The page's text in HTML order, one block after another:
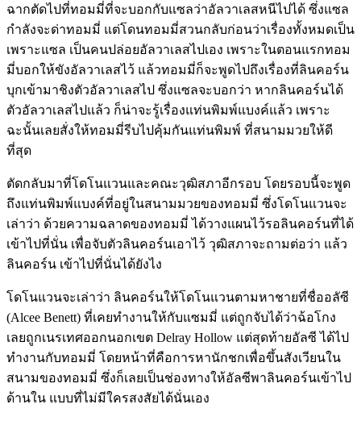
ฉากตัดไปที่ทอมมี่ที่จะบอกกับแซลว่าอัลวาเลสหนีไปได้ ซึ่งแซล
กำลังจะด่าทอมมี่ แต่โดนทอมมี่สวนกลับก่อนว่าเรื่องทั้งหมดเป็น
เพราะแซล เป็นคนปล่อยอัลวาเลสไปเอง เพราะในตอนแรกทอม
มี่บอกให้ขังอัลวาเลสไว้ แล้วทอมมี่ก็จะพูดไปถึงเรื่องที่ลินคอร์น
บุกเข้ามาชิงตัวอัลวาเลสไป ซึ่งแซลจะบอกว่า หากลินคอร์นได้
ตัวอัลวาเลสไปแล้ว ก็น่าจะรู้เรื่องแท่นพิมพ์แบงค์แล้ว เพราะ
ฉะนั้นเลยสั่งให้ทอมมี่รีบไปคุ้มกันแท่นพิมพ์ ที่สนามมวยให้ดี
ที่สุด
ตัดกลับมาที่โดโนแวนและคณะวุฒิสภาอีกรอบ โดยรอบนี้จะพูด
ถึงแท่นพิมพ์แบงค์ที่อยู่ในสนามมวยของทอมมี่ ซึ่งโดโนแวนจะ
เล่าว่า ด้วยความฉลาดของทอมมี่ ได้วางแผนไว้รอลินคอร์นที่ได้
เข้าไปที่นั่น เพื่อจับตัวลินคอร์นเอาไว้ วุฒิสภาจะถามต่อว่า แล้ว
ลินคอร์น เข้าไปที่นั่นได้ยังไง
โดโนแวนจะเล่าว่า ลินคอร์นให้โดโนแวนตามหาชายที่ชื่ออลัซี
(Alcee Benett) ที่เคยทำงานให้กับแซมมี่ แต่ถูกจับได้ว่าฉ้อโกง
เลยถูกเนรเทศออกนอกเขต Delray Hollow แต่สุดท้ายอัลซี ได้ไป
ทำงานกับทอมมี่ โดยหน้าที่คือการหานักชกเพื่อขึ้นสังเวียนใน
สนามของทอมมี่ ซึ่งก็เลยเป็นช่องทางให้อัลซีพาลินคอร์นเข้าไป
ด้านใน แบบที่ไม่มีใครสงสัยได้นั่นเอง